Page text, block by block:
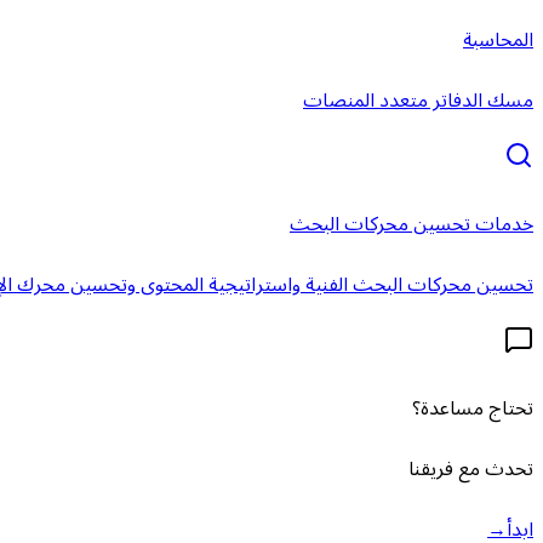
المحاسبة
مسك الدفاتر متعدد المنصات
خدمات تحسين محركات البحث
تحسين محركات البحث الفنية واستراتيجية المحتوى وتحسين محرك
تحتاج مساعدة؟
تحدث مع فريقنا
ابدأ→